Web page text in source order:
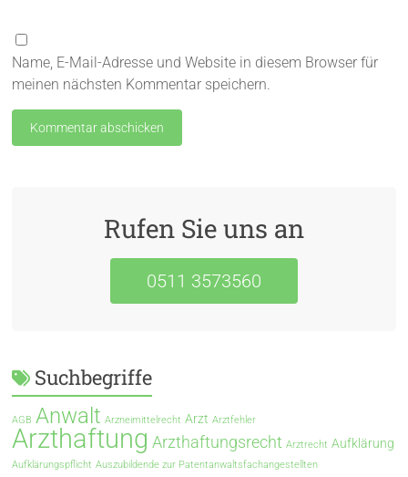
Name, E-Mail-Adresse und Website in diesem Browser für
meinen nächsten Kommentar speichern.
Rufen Sie uns an
0511 3573560
Suchbegriffe
AGB Anwalt Arzneimittelrecht Arzt Arztfehler
Arzthaftung Arzthaftungsrecht Arztrecht Aufklärung
Aufklärungspflicht Auszubildende zur Patentanwaltsfachangestellten